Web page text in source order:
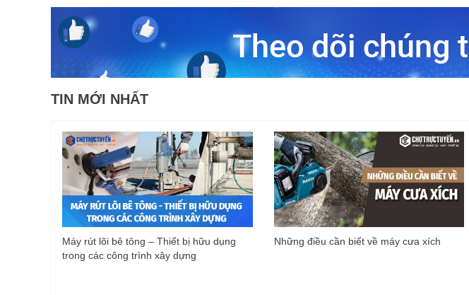
TIN MỚI NHẤT
Máy rút lõi bê tông – Thiết bị hữu dụng
trong các công trình xây dựng
Những điều cần biết về máy cưa xích